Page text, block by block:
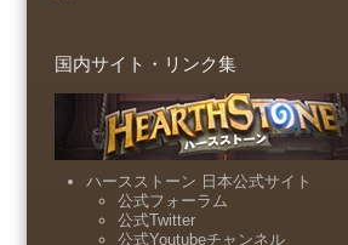
国内サイト・リンク集
ハースストーン 日本公式サイト
公式フォーラム
公式Twitter
公式Youtubeチャンネル